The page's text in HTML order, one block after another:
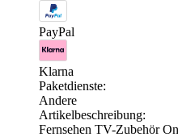
PayPal
Klarna
Paketdienste:
Andere
Artikelbeschreibung:
Fernsehen TV-Zubehör